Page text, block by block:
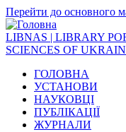
Перейти до основного
LIBNAS | LIBRARY
SCIENCES OF
ГОЛОВНА
УСТАНОВИ
НАУКОВЦІ
ПУБЛІКАЦІЇ
ЖУРНАЛИ